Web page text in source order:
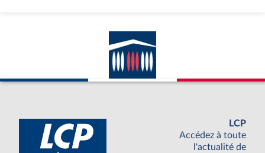
LCP
Accédez à toute
l'actualité de